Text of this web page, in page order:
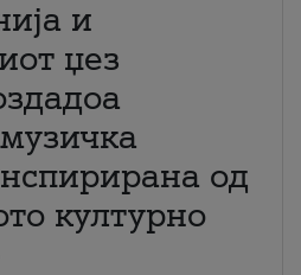
и
џез
од
културно